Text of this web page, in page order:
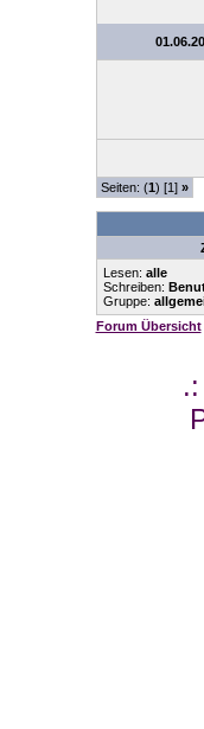
Seiten: (1) [1] »
Lesen: alle
Schreiben:
Gruppe:
Forum Übersicht